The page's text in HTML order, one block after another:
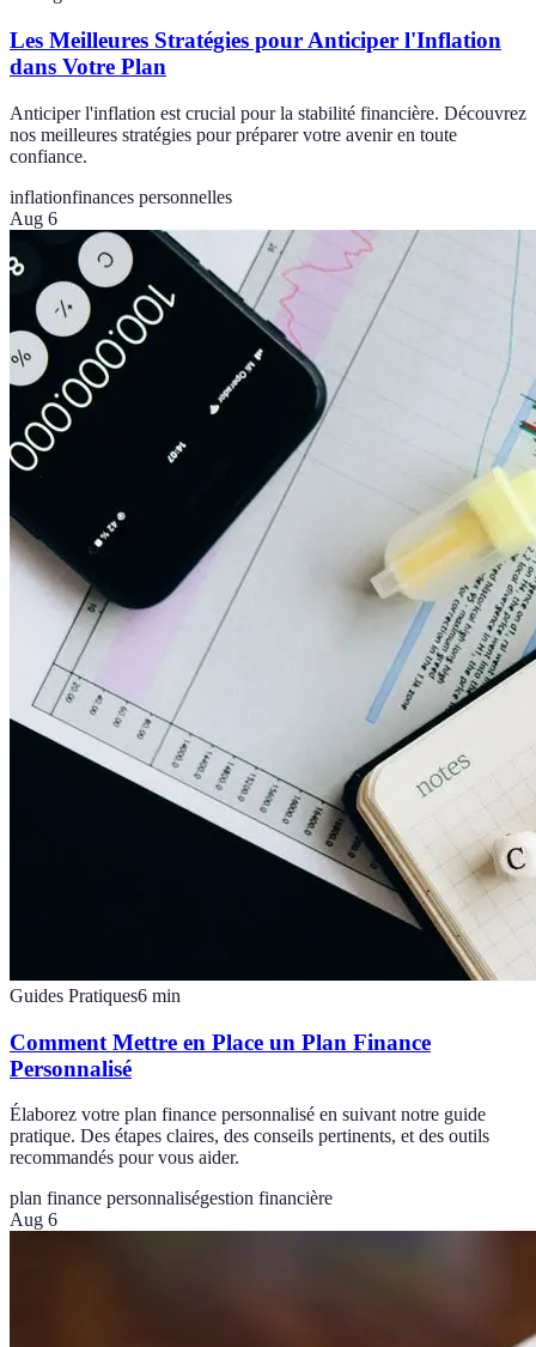
Les Meilleures Stratégies pour Anticiper l'Inflation
dans Votre Plan
Anticiper l'inflation est crucial pour la stabilité financière. Découvrez
nos meilleures stratégies pour préparer votre avenir en toute
confiance.
inflationfinances personnelles
Aug 6
Guides Pratiques6 min
Comment Mettre en Place un Plan Finance
Personnalisé
Élaborez votre plan finance personnalisé en suivant notre guide
pratique. Des étapes claires, des conseils pertinents, et des outils
recommandés pour vous aider.
plan finance personnaliségestion financière
Aug 6